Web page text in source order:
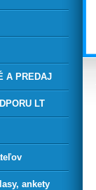
A PREDAJ
LT
ankety